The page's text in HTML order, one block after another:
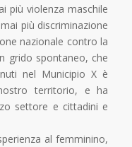
più violenza maschile
più discriminazione
nazionale contro la
grido spontaneo, che
nel Municipio X è
territorio, e ha
settore e cittadini e
al femminino,